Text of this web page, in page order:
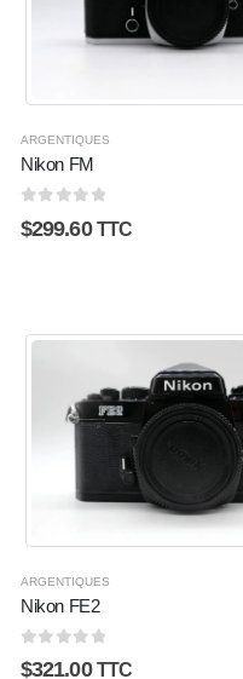
ARGENTIQUES
Nikon FM
$299.60 TTC
ARGENTIQUES
Nikon FE2
0
$321.00 TTC